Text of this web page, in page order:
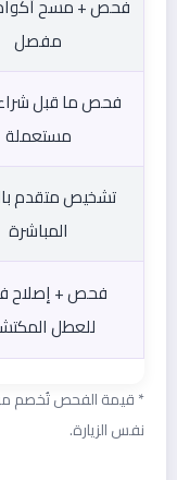
فحص + مسح أكواد
مفصل
فحص ما قبل
مستعملة
تشخيص متقدم
المباشرة
فحص + إصلاح
للعطل
* قيمة الفحص تُخصم من
نفس الزيارة.